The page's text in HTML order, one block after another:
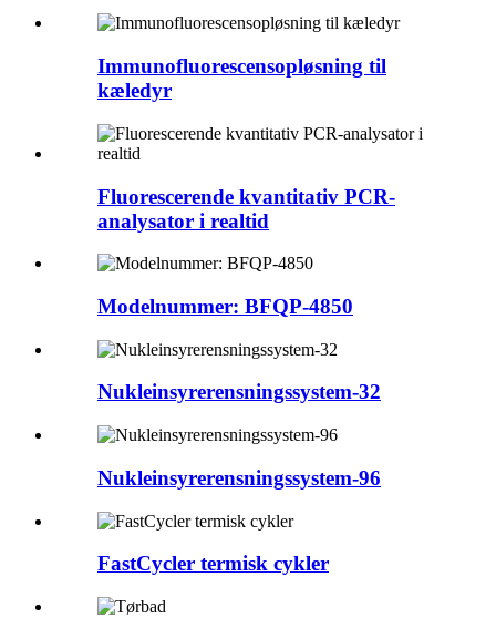
Immunofluorescensopløsning til
kæledyr
Fluorescerende kvantitativ PCR-
analysator i realtid
Modelnummer: BFQP-4850
Nukleinsyrerensningssystem-32
Nukleinsyrerensningssystem-96
FastCycler termisk cykler